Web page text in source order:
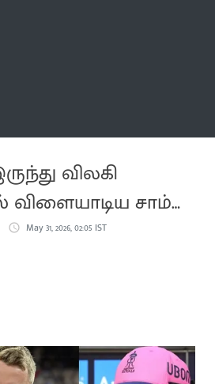
விலகி
விளையாடிய சாம்
அதிருப்தி
May 31, 2026, 02:05 IST